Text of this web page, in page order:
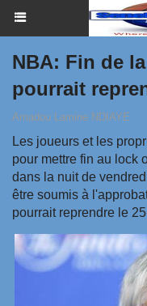
NBA: Fin de
pourrait
Amadou Lamine NDIAYE
Les joueurs et les
pour mettre fin au lock
dans la nuit de
être soumis à
pourrait reprendre le